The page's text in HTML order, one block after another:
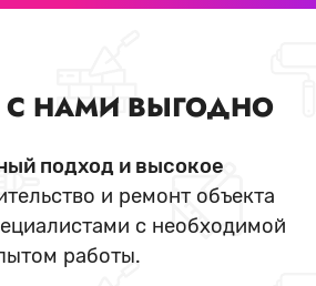
С НАМИ ВЫГОДНО
подход и высокое
и ремонт объекта
с необходимой
работы.